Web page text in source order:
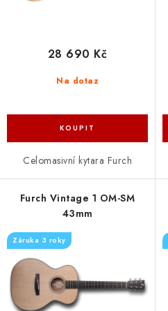
Na dotaz
28 690 Kč
Celomasivní kytara Furch
Furch Vintage 1 OM-SM
43mm
Záruka 3 roky